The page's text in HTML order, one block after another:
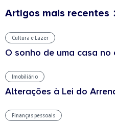
Artigos mais recentes
Cultura e Lazer
O sonho de uma casa no
Imobiliário
Alterações à Lei do
Finanças pessoais